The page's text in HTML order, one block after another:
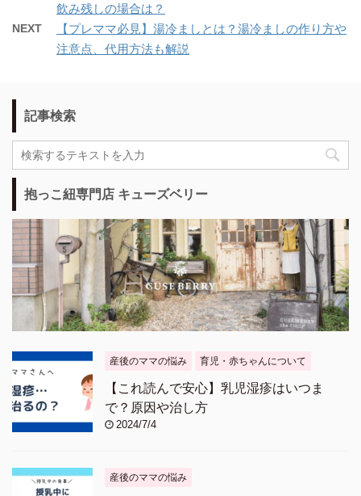
飲み残しの場合は？
NEXT
【プレママ必見】湯冷ましとは？湯冷ましの作り方や
注意点、代用方法も解説
記事検索
抱っこ紐専門店 キューズベリー
産後のママの悩み 育児・赤ちゃんについて
【これ読んで安心】乳児湿疹はいつま
で？原因や治し方
2024/7/4
産後のママの悩み